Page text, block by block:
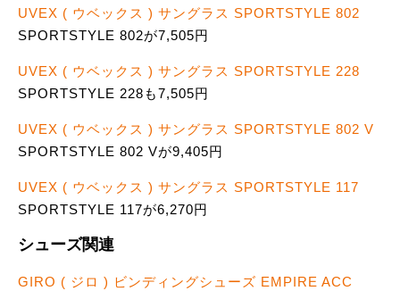
UVEX ( ウベックス ) サングラス SPORTSTYLE 802
SPORTSTYLE 802が7,505円
UVEX ( ウベックス ) サングラス SPORTSTYLE 228
SPORTSTYLE 228も7,505円
UVEX ( ウベックス ) サングラス SPORTSTYLE 802 V
SPORTSTYLE 802 Vが9,405円
UVEX ( ウベックス ) サングラス SPORTSTYLE 117
SPORTSTYLE 117が6,270円
シューズ関連
GIRO ( ジロ ) ビンディングシューズ EMPIRE ACC